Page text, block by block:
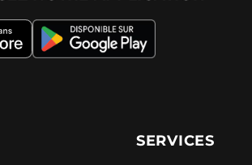
SERVICES